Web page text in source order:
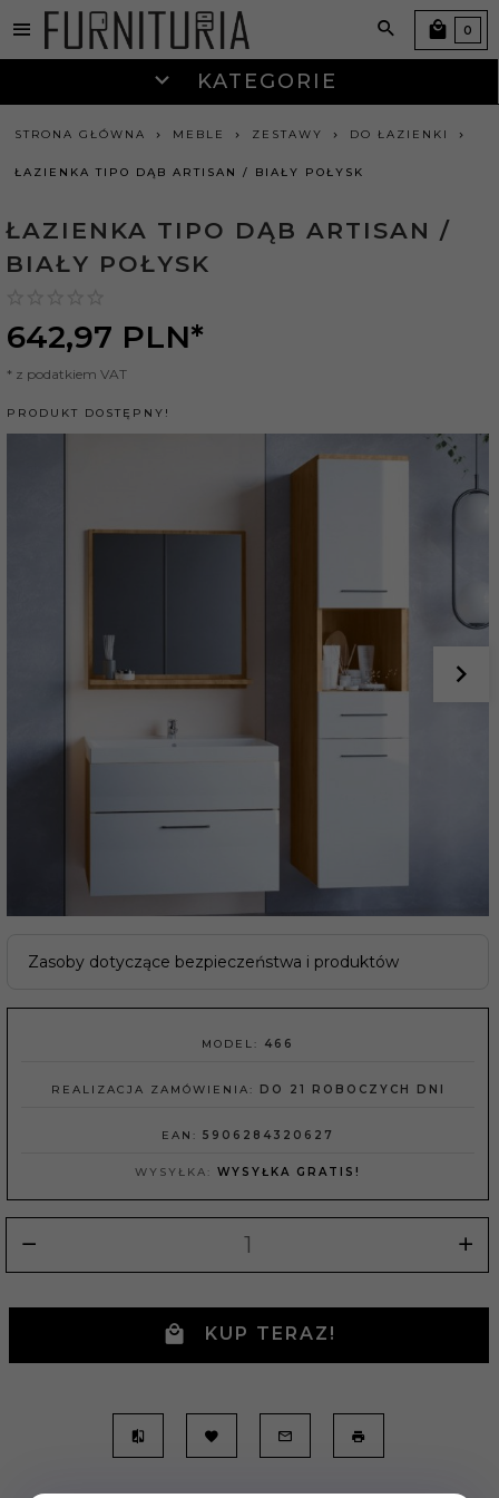
KATEGORIE
0
STRONA GŁÓWNA MEBLE ZESTAWY DO ŁAZIENKI
ŁAZIENKA TIPO DĄB ARTISAN / BIAŁY POŁYSK
ŁAZIENKA TIPO DĄB ARTISAN /
BIAŁY POŁYSK
642,97 PLN*
* z podatkiem VAT
PRODUKT DOSTĘPNY!
Zasoby dotyczące bezpieczeństwa i produktów
MODEL: 466
REALIZACJA ZAMÓWIENIA: DO 21 ROBOCZYCH DNI
EAN: 5906284320627
WYSYŁKA: WYSYŁKA GRATIS!
KUP TERAZ!